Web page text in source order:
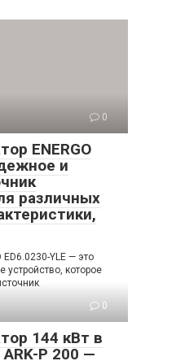
0
ENERGO
и
различных
YLE — это
которое
0
144 кВт в
ARK-P 200 —